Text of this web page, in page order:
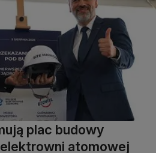
plac budowy
atomowej